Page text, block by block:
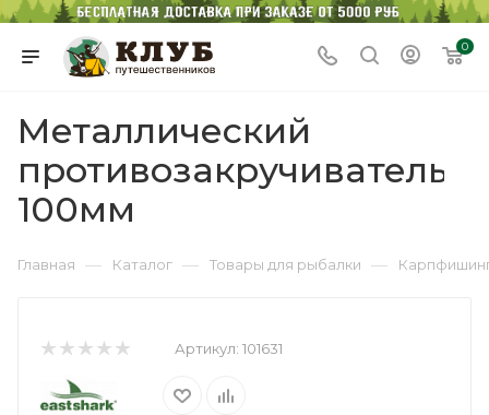
0
Металлический
противозакручиватель
100мм
Главная — Каталог — Товары для рыбалки —
Артикул: 101631